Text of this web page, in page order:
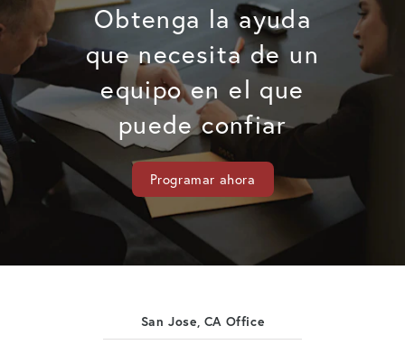
Obtenga la ayuda
que necesita de un
equipo en el que
puede confiar
Programar ahora
San Jose, CA Office